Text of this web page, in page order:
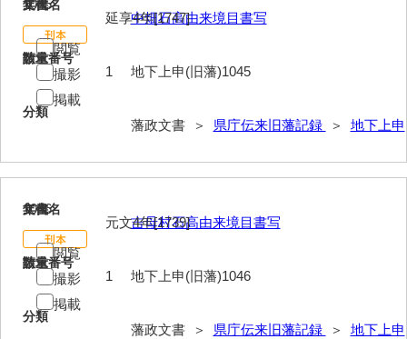
1045
文書名
中畑石高由来境目書写
請求番号
地下上申(旧藩)1045
分類
藩政文書 ＞ 県庁伝来旧藩記録 ＞ 地下上申
年代
延享4年[1747]
数量
1
閲覧
撮影
掲載
1046
文書名
吉母村石高由来境目書写
請求番号
地下上申(旧藩)1046
分類
藩政文書 ＞ 県庁伝来旧藩記録 ＞ 地下上申
年代
元文4年[1739]
数量
1
閲覧
撮影
掲載